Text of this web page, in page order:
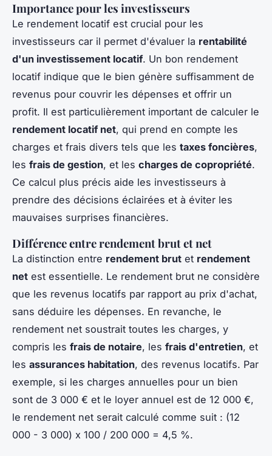
Importance pour les investisseurs
Le rendement locatif est crucial pour les
investisseurs car il permet d'évaluer la rentabilité
d'un investissement locatif. Un bon rendement
locatif indique que le bien génère suffisamment de
revenus pour couvrir les dépenses et offrir un
profit. Il est particulièrement important de calculer le
rendement locatif net, qui prend en compte les
charges et frais divers tels que les taxes foncières,
les frais de gestion, et les charges de copropriété.
Ce calcul plus précis aide les investisseurs à
prendre des décisions éclairées et à éviter les
mauvaises surprises financières.
Différence entre rendement brut et net
La distinction entre rendement brut et rendement
net est essentielle. Le rendement brut ne considère
que les revenus locatifs par rapport au prix d'achat,
sans déduire les dépenses. En revanche, le
rendement net soustrait toutes les charges, y
compris les frais de notaire, les frais d'entretien, et
les assurances habitation, des revenus locatifs. Par
exemple, si les charges annuelles pour un bien
sont de 3 000 € et le loyer annuel est de 12 000 €,
le rendement net serait calculé comme suit : (12
000 - 3 000) x 100 / 200 000 = 4,5 %.